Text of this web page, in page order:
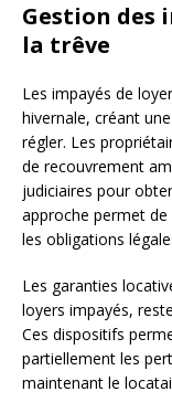
Gestion des
la trêve
Les impayés de
hivernale, créant
régler. Les
de recouvrement
judiciaires pour
approche permet
les obligations
Les garanties
loyers impayés,
Ces dispositifs
partiellement les
maintenant le